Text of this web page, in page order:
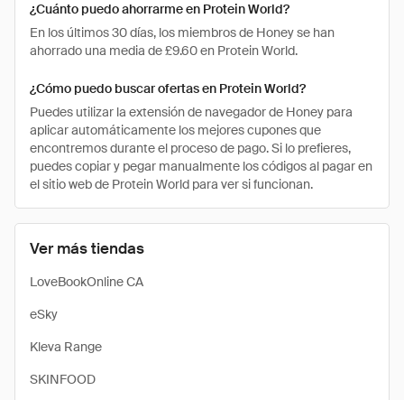
Ver más tiendas
LoveBookOnline CA
eSky
Kleva Range
SKINFOOD
¿Cuánto puedo ahorrarme en Protein World?
En los últimos 30 días, los miembros de Honey se han
ahorrado una media de £9.60 en Protein World.
¿Cómo puedo buscar ofertas en Protein World?
Puedes utilizar la extensión de navegador de Honey para
aplicar automáticamente los mejores cupones que
encontremos durante el proceso de pago. Si lo prefieres,
puedes copiar y pegar manualmente los códigos al pagar en
el sitio web de Protein World para ver si funcionan.